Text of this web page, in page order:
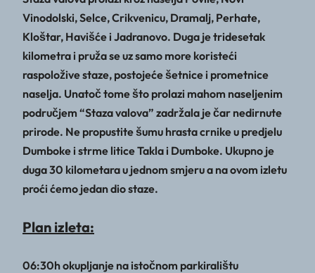
Vinodolski, Selce, Crikvenicu, Dramalj, Perhate,
Kloštar, Havišće i Jadranovo. Duga je tridesetak
kilometra i pruža se uz samo more koristeći
raspoložive staze, postojeće šetnice i prometnice
naselja. Unatoč tome što prolazi mahom naseljenim
područjem “Staza valova” zadržala je čar nedirnute
prirode. Ne propustite šumu hrasta crnike u predjelu
Dumboke i strme litice Takla i Dumboke. Ukupno je
duga 30 kilometara u jednom smjeru a na ovom izletu
proći ćemo jedan dio staze.
Plan izleta:
06:30h okupljanje na istočnom parkiralištu